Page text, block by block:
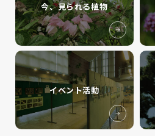
今、見られる植物
イベント活動